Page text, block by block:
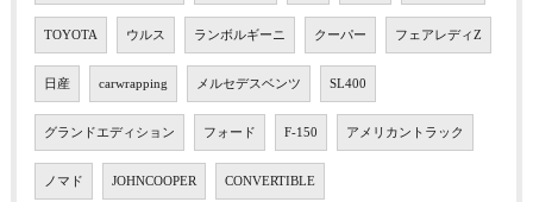
TOYOTA ウルス ランボルギーニ クーパー フェアレディZ
日産 carwrapping メルセデスベンツ SL400
グランドエディション フォード F-150 アメリカントラック
ノマド JOHNCOOPER CONVERTIBLE